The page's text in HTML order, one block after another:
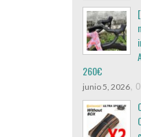
260€
junio 5, 2026, 0